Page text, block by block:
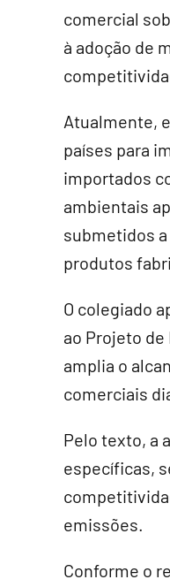
comercial
à adoção de
Atualmente,
países para
importados
ambientais
submetidos
produtos
O colegiado
ao Projeto de
amplia o
comerciais
Pelo texto, a
específicas,
emissões.
Conforme o